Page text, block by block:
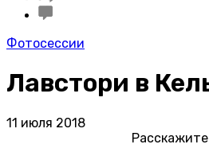
Фотосессии
Лавстори в
11 июля 2018